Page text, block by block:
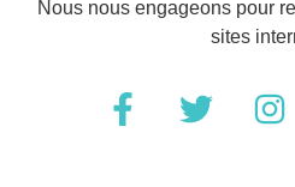
Nous nous engageons pour
sites